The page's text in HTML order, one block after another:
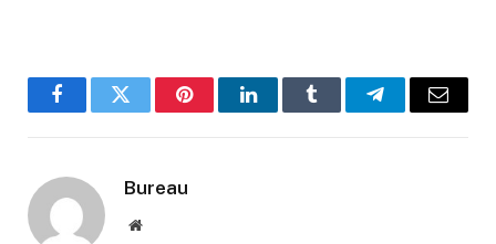
FacebookTwitter PinterestLinkedInTumblr TelegramEmail
Bureau
Website